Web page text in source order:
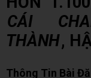
CÁI
THÀNH,
Thông Tin Bài